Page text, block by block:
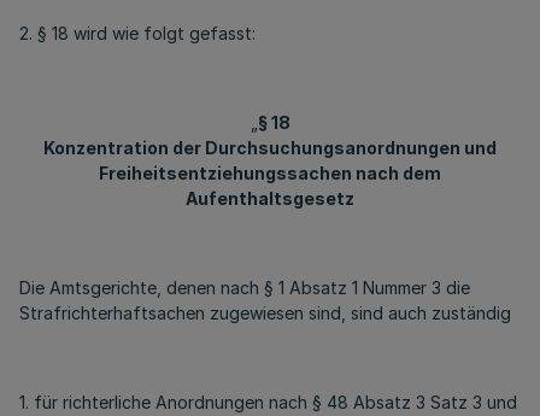
2. § 18 wird wie folgt gefasst:
§ 18
Konzentration der Durchsuchungsanordnungen und
Freiheitsentziehungssachen nach dem
Aufenthaltsgesetz
Die Amtsgerichte, denen nach § 1 Absatz 1 Nummer 3 die
Strafrichterhaftsachen zugewiesen sind, sind auch zuständig
1. für richterliche Anordnungen nach § 48 Absatz 3 Satz 3 und